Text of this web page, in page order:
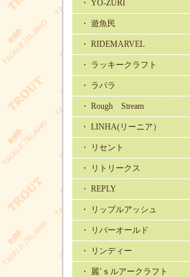
・ YO-ZURI
・ 遊魚民
・ RIDEMARVEL
・ ラッキークラフト
・ ラパラ
・ Rough Stream
・ LINHA(リーニア）
・ リセント
・ リトリークス
・ REPLY
・ リップルアッシュ
・ リバーオールド
・ リンディー
・ 麗’ｓルアークラフト